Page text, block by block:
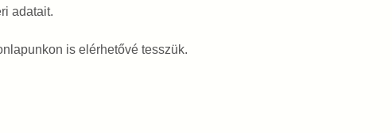
adatait.
is elérhetővé tesszük.